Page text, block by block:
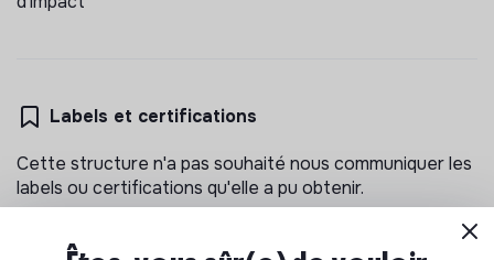
Labels et certifications
Cette structure n'a pas souhaité nous communiquer les
labels ou certifications qu'elle a pu obtenir.